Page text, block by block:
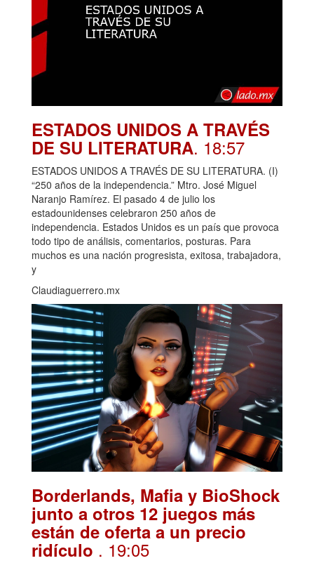
ESTADOS UNIDOS A TRAVÉS
DE SU LITERATURA. 18:57
ESTADOS UNIDOS A TRAVÉS DE SU LITERATURA. (I)
“250 años de la independencia.” Mtro. José Miguel
Naranjo Ramírez. El pasado 4 de julio los
estadounidenses celebraron 250 años de
independencia. Estados Unidos es un país que provoca
todo tipo de análisis, comentarios, posturas. Para
muchos es una nación progresista, exitosa, trabajadora,
y
Claudiaguerrero.mx
Borderlands, Mafia y BioShock
junto a otros 12 juegos más
están de oferta a un precio
ridículo . 19:05